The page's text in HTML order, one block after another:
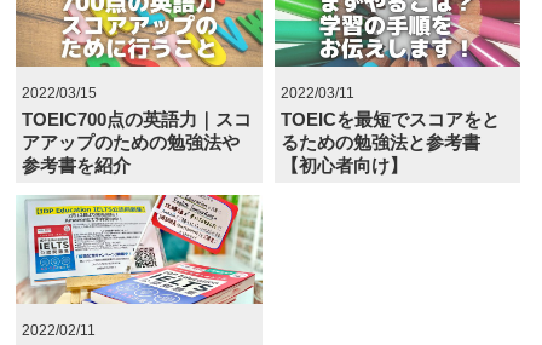
2022/03/15
TOEIC700点の英語力｜スコ
アアップのための勉強法や
参考書を紹介
2022/03/11
TOEICを最短でスコアをと
るための勉強法と参考書
【初心者向け】
2022/02/11